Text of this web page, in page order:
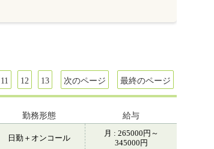
11 12 13 次のページ 最終のページ
勤務形態 給与
日勤＋オンコール
月 : 265000円～
345000円